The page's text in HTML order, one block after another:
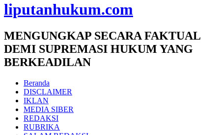
liputanhukum.com
MENGUNGKAP SECARA FAKTUAL
DEMI SUPREMASI HUKUM YANG
BERKEADILAN
Beranda
DISCLAIMER
IKLAN
MEDIA SIBER
REDAKSI
RUBRIKA